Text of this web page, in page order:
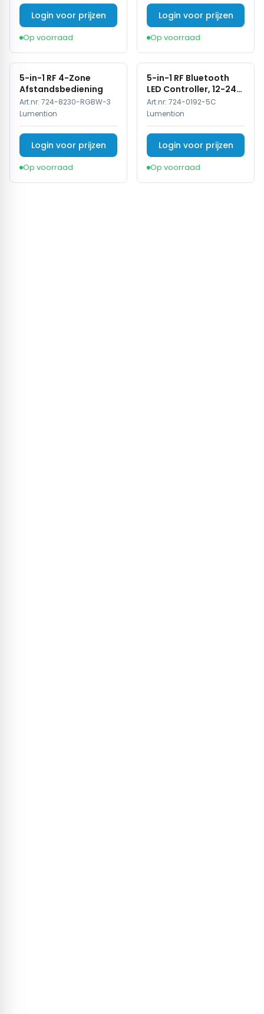
Login voor prijzen
Op voorraad
Login voor prijzen
Op voorraad
5-in-1 RF 4-Zone
Afstandsbediening
Art.nr: 724-8230-RGBW-3
Lumention
Login voor prijzen
Op voorraad
5-in-1 RF Bluetooth
LED Controller, 12-24V,
5x4A, 240/480W
Art.nr: 724-0192-5C
Lumention
Login voor prijzen
Op voorraad